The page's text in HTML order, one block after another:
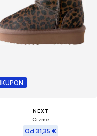
KUPON
NEXT
Čizme
Od 31,35 €